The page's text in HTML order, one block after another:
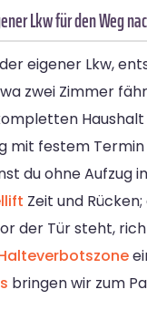
Lkw für den Weg
eigener Lkw,
zwei Zimmer
mit festem
du ohne Aufzug
Zeit und
der Tür steht,
bringen wir zum